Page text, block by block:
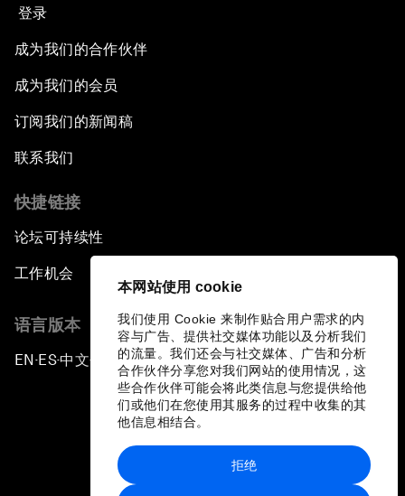
本网站使用 cookie
我们使用 Cookie 来制作贴合用户需求的内
容与广告、提供社交媒体功能以及分析我们
的流量。我们还会与社交媒体、广告和分析
合作伙伴分享您对我们网站的使用情况，这
些合作伙伴可能会将此类信息与您提供给他
们或他们在您使用其服务的过程中收集的其
他信息相结合。
拒绝
登录
成为我们的合作伙伴
成为我们的会员
订阅我们的新闻稿
联系我们
快捷链接
论坛可持续性
工作机会
语言版本
EN ▪ES▪中文▪ 日本語